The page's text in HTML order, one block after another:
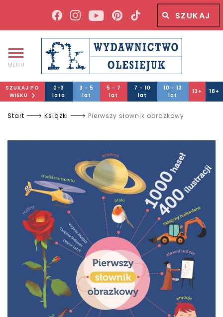
Wyszukiwana fraza
MENU
SZUKAJ PO
WIEKU
0-3
lata
3 - 5
lat
5 - 7
lat
7 - 10
lat
10 - 13
lat
13+ 18+
Start Książki Pierwszy słownik obrazkowy